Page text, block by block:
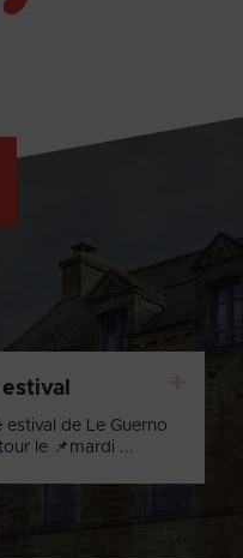
estival de Le Guerno
le 📌mardi ...